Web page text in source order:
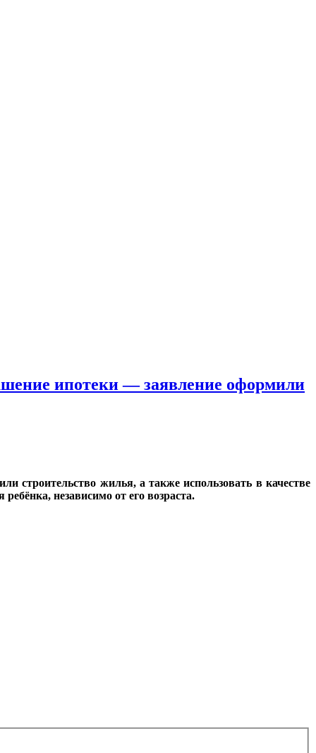
ипотеки — заявление оформили
строительство жилья, а также использовать в качестве
независимо от его возраста.